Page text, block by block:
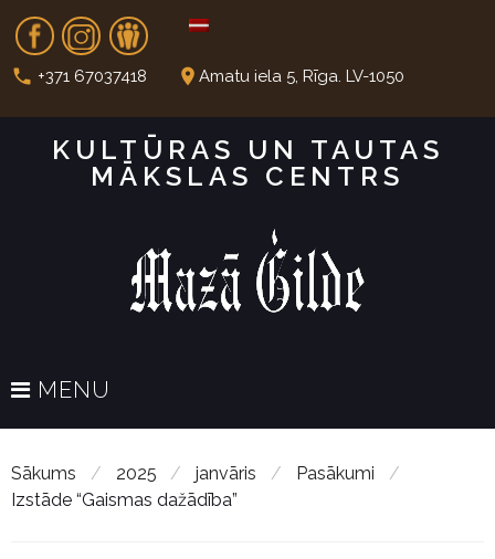
t
Fb In Dr
call +371 67037418 place Amatu iela 5, Rīga. LV-1050
KULTŪRAS UN TAUTAS
MĀKSLAS CENTRS
MENU
Sākums / 2025 / janvāris / Pasākumi
/
Izstāde “Gaismas dažādība”